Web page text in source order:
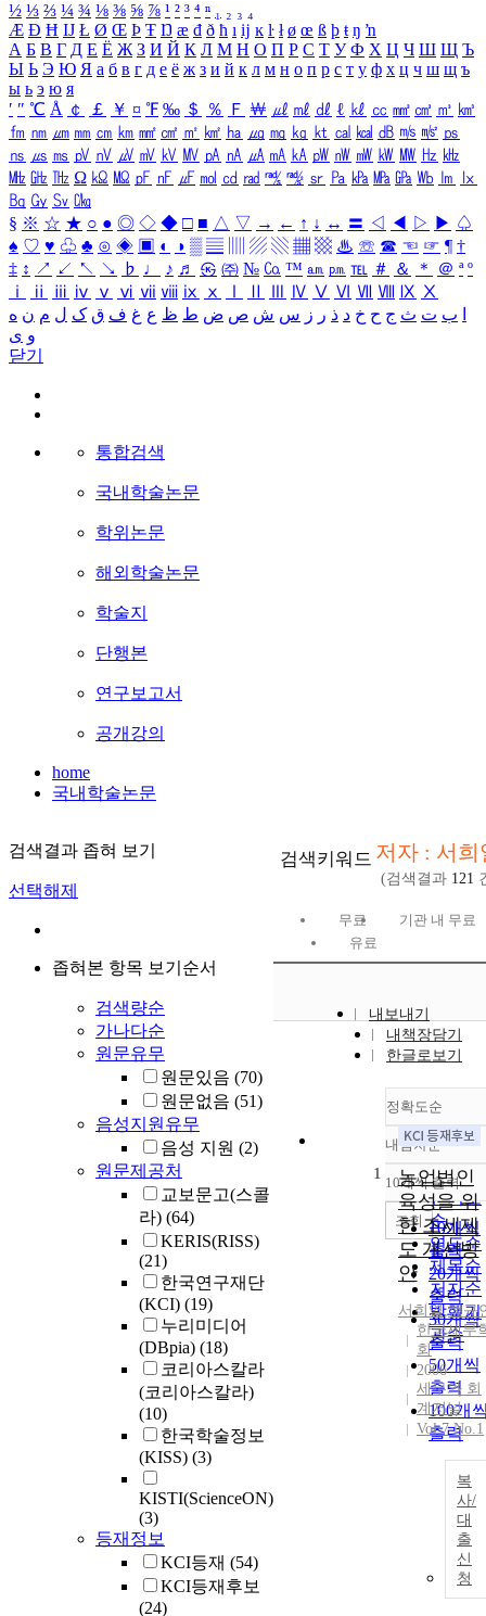
½ ⅓ ⅔ ¼ ¾ ⅛ ⅜ ⅝ ⅞ ¹ ² ³ ⁴ ⁿ ₁ ₂ ₃ ₄
Æ Ð Ħ Ĳ Ł Ø Œ Þ Ŧ Ŋ æ đ ð ħ ı ĳ ĸ ŀ ł ø œ ß þ ŧ ŋ ŉ
А Б В Г Д Е Ё Ж З И Й К Л М Н О П Р С Т У Ф Х Ц Ч Ш Щ Ъ
Ы Ь Э Ю Я а б в г д е ё ж з и й к л м н о п р с т у ф х ц ч ш щ ъ
ы ь э ю я
′ ″ ℃ Å ￠ ￡ ￥ ¤ ℉ ‰ ＄ ％ Ｆ ￦ ㎕ ㎖ ㎗ ℓ ㎘ ㏄ ㎣ ㎤ ㎥ ㎦
㎙ ㎚ ㎛ ㎜ ㎝ ㎞ ㎟ ㎠ ㎡ ㎢ ㏊ ㎍ ㎎ ㎏ ㏏ ㎈ ㎉ ㏈ ㎧ ㎨ ㎰
㎱ ㎲ ㎳ ㎴ ㎵ ㎶ ㎷ ㎸ ㎹ ㎀ ㎁ ㎂ ㎃ ㎄ ㎺ ㎻ ㎽ ㎾ ㎿ ㎐ ㎑
㎒ ㎓ ㎔ Ω ㏀ ㏁ ㎊ ㎋ ㎌ ㏖ ㏅ ㎭ ㎮ ㎯ ㏛ ㎩ ㎪ ㎫ ㎬ ㏝ ㏐
㏓
㏃ ㏉ ㏜ ㏆
§ ※ ☆ ★ ○ ● ◎ ◇ ◆ □ ■ △ ▽ → ← ↑ ↓ ↔ 〓 ◁ ◀ ▷ ▶ ♤
♠ ♡ ♥ ♧ ♣ ⊙ ◈ ▣ ◐ ◑ ▒ ▤ ▨ ▧ ▦ ▩ ♨ ☏ ☎ ☜ ☞ ¶ †
‡ ↕ ↗ ↙ ↖ ↘ ♭ ♩ ♪ ♬ ㉿ ㈜ № ㏇ ™ ㏂ ㏘ ℡ ＃ ＆ ＊ ＠ ª º
ⅰ
ⅱ ⅲ ⅳ ⅴ ⅵ ⅶ ⅷ ⅸ ⅹ Ⅳ Ⅴ Ⅵ Ⅶ Ⅷ Ⅸ Ⅹ
ب ت ث ج ح خ د ذ ر ز س ش ص ض ط ظ ع غ ف ق ک ل م ن ه
و ی
닫기
통합검색
국내학술논문
학위논문
해외학술논문
학술지
단행본
연구보고서
공개강의
home
국내학술논문
검색결과 좁혀 보기
선택해제
좁혀본 항목 보기순서
검색량순
가나다순
원문유무
원문있음 (70)
원문없음 (51)
음성지원유무
음성 지원 (2)
원문제공처
교보문고(스콜
라) (64)
KERIS(RISS)
(21)
한국연구재단
(KCI) (19)
누리미디어
(DBpia) (18)
코리아스칼라
(코리아스칼라)
(10)
한국학술정보
(KISS) (3)
KISTI(ScienceON)
(3)
등재정보
KCI등재 (54)
KCI등재후보
(24)
검색키워드 저자 : 서희
(검색결과 121
무료
기관 내 무료
유료
내보내기
내책장담기
한글로보기
정확도순
정확도
순
인기도
순
연도순
제목순
저자순
발행기
관순
내림차순
내림차
10개씩 출력
10개씩
출력
20개씩
출력
30개씩
출력
50개씩
출력
100개
출력
조회
1
농업법인
육성을 위
한 조세제
도 개선방
안
서희열,정규
한국세무
회
2006
세무와 회
계저널
Vol.7 No.1
복
사/
대
출
신
청